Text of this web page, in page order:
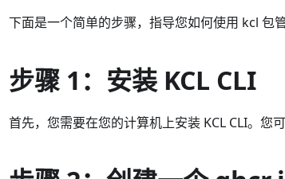
下面是一个简单的步骤，指导您如何使用 kcl 包
步骤 1：安装 KCL CLI
首先，您需要在您的计算机上安装 KCL CLI。您